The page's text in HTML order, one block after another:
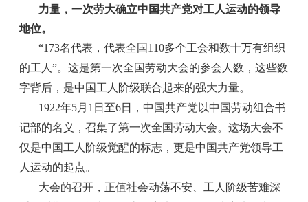
力量，一次劳大确立中国共产党对工人运动的领导
地位。
“173名代表，代表全国110多个工会和数十万有组织
的工人”。这是第一次全国劳动大会的参会人数，这些数
字背后，是中国工人阶级联合起来的强大力量。
1922年5月1日至6日，中国共产党以中国劳动组合书
记部的名义，召集了第一次全国劳动大会。这场大会不
仅是中国工人阶级觉醒的标志，更是中国共产党领导工
人运动的起点。
大会的召开，正值社会动荡不安、工人阶级苦难深